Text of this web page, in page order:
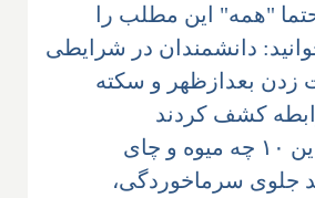
"همه" این مطلب را
دانشمندان در شرایطی
زدن بعدازظهر و سکته
کشف کردند
علمی؛ این ۱۰ چه میوه و چای
جلوی سرماخوردگی،